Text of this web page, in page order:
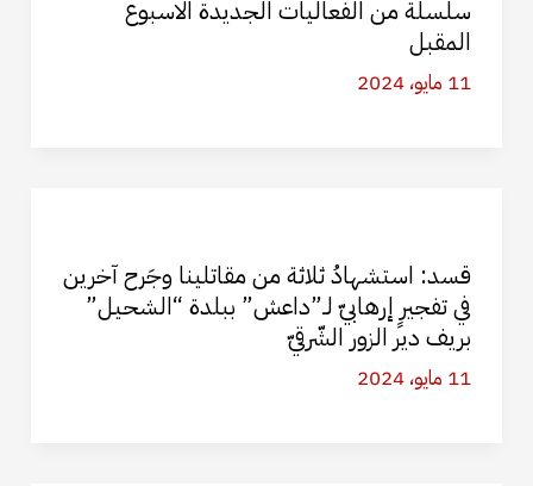
سلسلة من الفعاليات الجديدة الاسبوع
المقبل
11 مايو، 2024
قسد: استشهادُ ثلاثة من مقاتلينا وجَرح آخرين
في تفجيرٍ إرهابيّ لـ”داعش” ببلدة “الشحيل”
بريف دير الزور الشّرقيّ
11 مايو، 2024